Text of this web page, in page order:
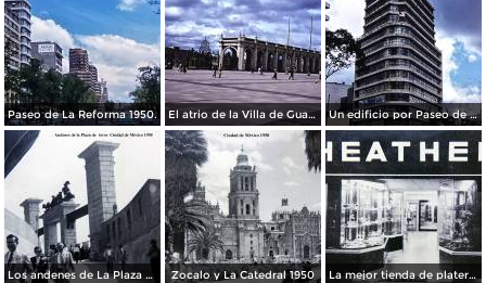
Paseo de La Reforma 1950. El atrio de la Villa de Guadalupe 1950. Un edificio por Paseo de La Reforma 1950
Los andenes de La Plaza de toros Ciudad de México 1950 Zocalo y La Catedral 1950 La mejor tienda de plateria.